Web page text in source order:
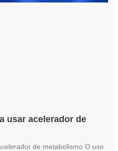
usar acelerador de
de metabolismo O uso